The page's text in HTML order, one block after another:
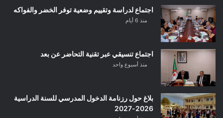
اجتماع لدراسة وتقييم وضعية توفر الخضر والفواكه
منذ 6 أيام
اجتماع تنسيقي عبر تقنية التحاضر عن بعد
منذ أسبوع واحد
بلاغ حول رزنامة الدخول المدرسي للسنة الدراسية
2026-2027